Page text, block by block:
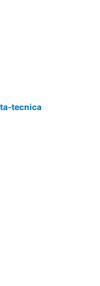
tecnica